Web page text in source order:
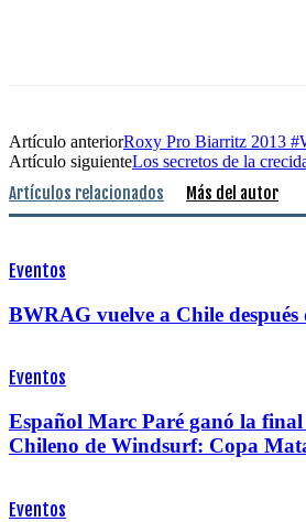
Artículo anteriorRoxy Pro Biarritz 2013
Artículo siguienteLos secretos de la
Artículos relacionados Más del autor
Eventos
BWRAG vuelve a Chile después
Eventos
Español Marc Paré ganó la
Chileno de Windsurf: Copa
Eventos